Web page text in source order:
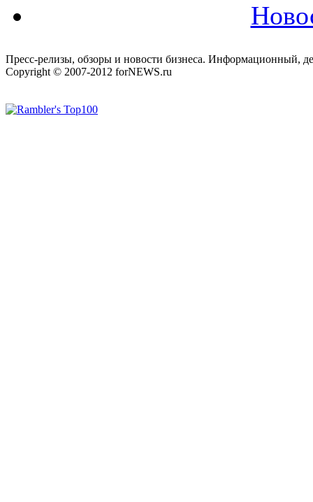
Пресс-релизы, обзоры и новости бизнеса. Информационный,
Copyright © 2007-2012 forNEWS.ru